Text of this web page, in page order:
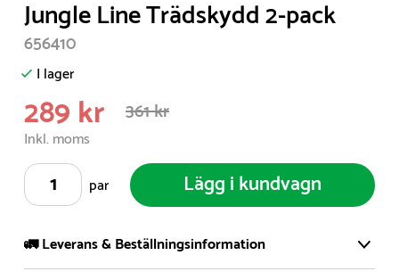
1
of
1
Jungle Line Trädskydd 2-pack
656410
I lager
289 kr 361 kr
Inkl. moms
par
Lägg i kundvagn
🚛 Leverans & Beställningsinformation